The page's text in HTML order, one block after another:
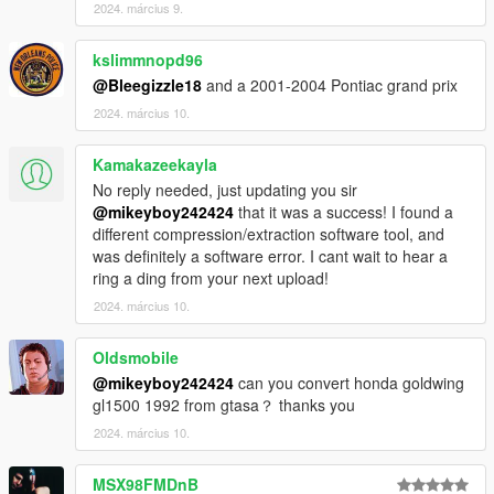
2024. március 9.
kslimmnopd96
@Bleegizzle18 and a 2001-2004 Pontiac grand prix
2024. március 10.
Kamakazeekayla
No reply needed, just updating you sir
@mikeyboy242424 that it was a success! I found a
different compression/extraction software tool, and
was definitely a software error. I cant wait to hear a
ring a ding from your next upload!
2024. március 10.
Oldsmobile
@mikeyboy242424 can you convert honda goldwing
gl1500 1992 from gtasa？ thanks you
2024. március 10.
MSX98FMDnB